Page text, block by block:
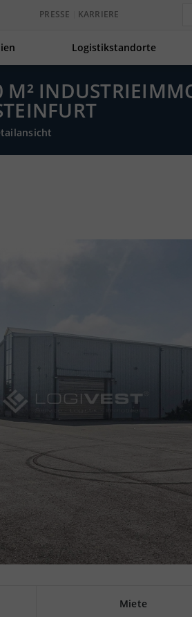
PRESSE KARRIERE
Logistikstandorte
M²
Miete